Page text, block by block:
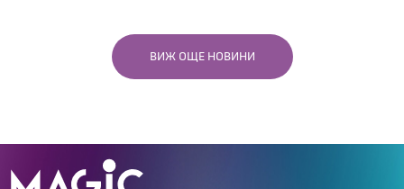
ВИЖ ОЩЕ НОВИНИ